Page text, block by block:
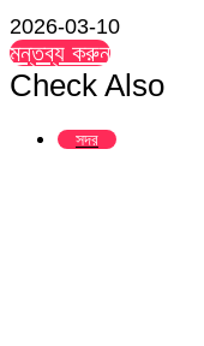
2026-03-10
মন্তব্য করুন
Check Also
সদর